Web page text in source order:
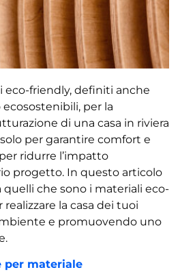
eco-friendly, definiti anche
per la
di una casa in riviera
per garantire comfort e
ridurre l’impatto
progetto. In questo articolo
che sono i materiali eco-
la casa dei tuoi
e promuovendo uno
per materiale